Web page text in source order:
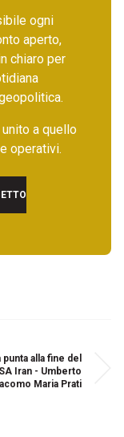
ogni
aperto,
chiaro per
a quello
operativi.
punta alla fine del
Iran - Umberto
Maria Prati